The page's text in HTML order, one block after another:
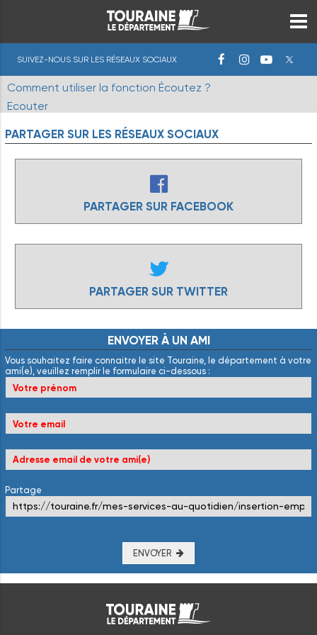
SUIVEZ-NOUS SUR LES RÉSEAUX SOCIAUX
Comment utiliser la fonction Écoutez ?
Ecouter
PARTAGER SUR LES RÉSEAUX SOCIAUX
PARTAGER SUR FACEBOOK
PARTAGER SUR TWITTER
ENVOYER À UN AMI
Vous souhaitez faire connaitre le site Touraine, le département à votre
ami(e), veuillez remplir le formulaire ci-dessous :
Partage
ENVOYER